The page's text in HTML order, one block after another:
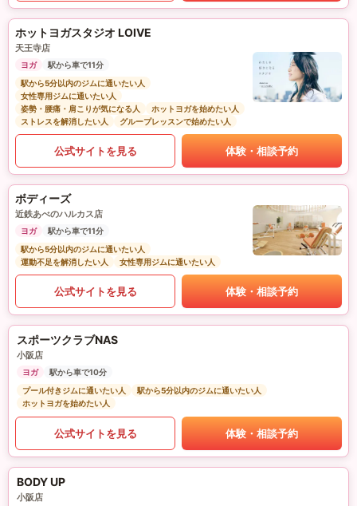
ホットヨガスタジオ LOIVE
天王寺店
ヨガ
駅から車で11分
駅から5分以内のジムに通いたい人
女性専用ジムに通いたい人
姿勢・腰痛・肩こりが気になる人
ホットヨガを始めたい人
ストレスを解消したい人
グループレッスンで始めたい人
公式サイトを見る 体験・相談予約
ボディーズ
近鉄あべのハルカス店
ヨガ
駅から車で11分
駅から5分以内のジムに通いたい人
運動不足を解消したい人
女性専用ジムに通いたい人
公式サイトを見る 体験・相談予約
スポーツクラブNAS
小阪店
ヨガ
駅から車で10分
プール付きジムに通いたい人
駅から5分以内のジムに通いたい人
ホットヨガを始めたい人
公式サイトを見る 体験・相談予約
BODY UP
小阪店